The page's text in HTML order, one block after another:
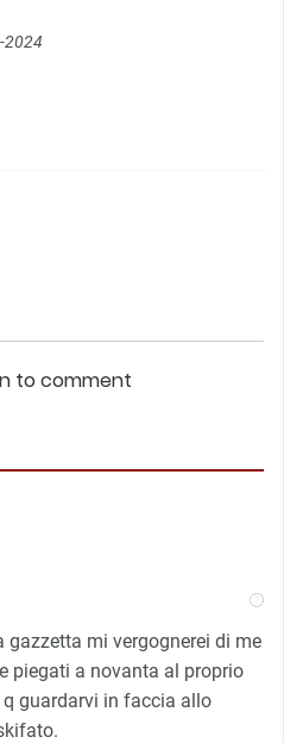
2024
to comment
mi vergognerei di me
piegati a novanta al proprio
guardarvi in faccia allo